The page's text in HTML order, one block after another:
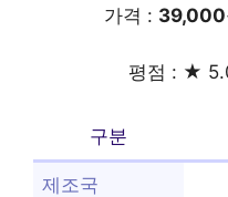
가격 : 39,000
평점 : ★
구분
제조국